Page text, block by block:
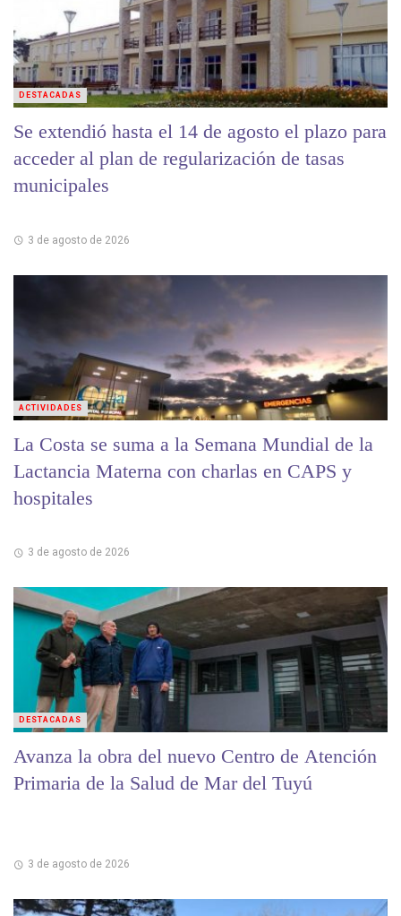
Se extendió hasta el 14 de agosto el plazo para
acceder al plan de regularización de tasas
municipales
3 de agosto de 2026
DESTACADAS
La Costa se suma a la Semana Mundial de la
Lactancia Materna con charlas en CAPS y
hospitales
3 de agosto de 2026
ACTIVIDADES
Avanza la obra del nuevo Centro de Atención
Primaria de la Salud de Mar del Tuyú
3 de agosto de 2026
DESTACADAS